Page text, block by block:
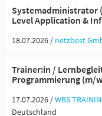
Systemadministrator
Level Application &
18.07.2026 / netzbest
Trainer:in /
Programmierung (m/
17.07.2026 /WBS
Deutschland